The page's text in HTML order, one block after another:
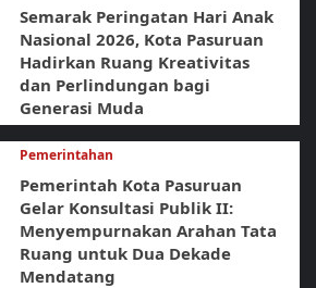
Semarak Peringatan Hari Anak
Nasional 2026, Kota Pasuruan
Hadirkan Ruang Kreativitas
dan Perlindungan bagi
Generasi Muda
Pemerintahan
Pemerintah Kota Pasuruan
Gelar Konsultasi Publik II:
Menyempurnakan Arahan Tata
Ruang untuk Dua Dekade
Mendatang